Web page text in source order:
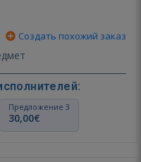
Создать похожий заказ
Предложение 3
30,00€